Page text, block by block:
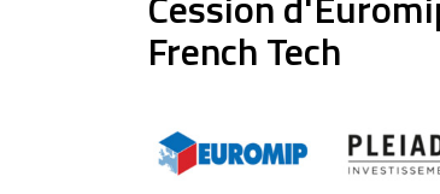
French Tech